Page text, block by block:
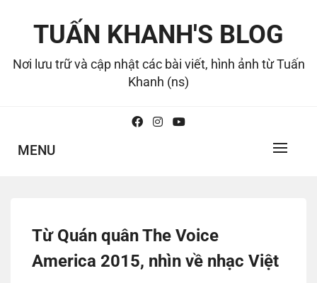
TUẤN KHANH'S BLOG
Nơi lưu trữ và cập nhật các bài viết, hình ảnh từ Tuấn
Khanh (ns)
MENU
Từ Quán quân The Voice
America 2015, nhìn về nhạc Việt